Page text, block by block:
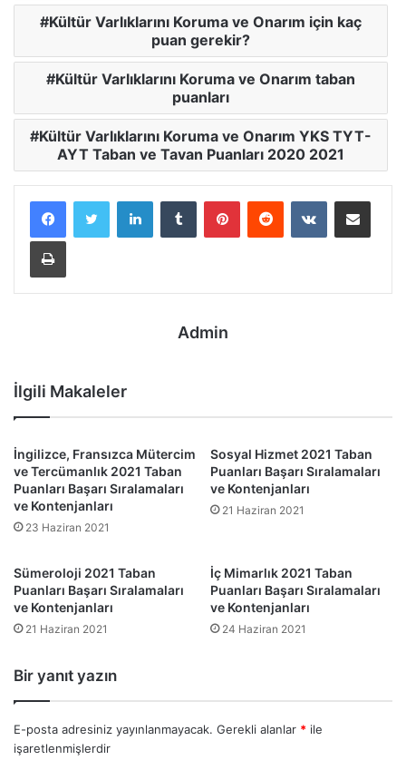
Kültür Varlıklarını Koruma ve Onarım için kaç
puan gerekir?
Kültür Varlıklarını Koruma ve Onarım taban
puanları
Kültür Varlıklarını Koruma ve Onarım YKS TYT-
AYT Taban ve Tavan Puanları 2020 2021
LinkedInTumblr PinterestReddit VKontakteE-Posta ile paylaş
Yazdır
Admin
İlgili Makaleler
İngilizce, Fransızca Mütercim
ve Tercümanlık 2021 Taban
Puanları Başarı Sıralamaları
ve Kontenjanları
23 Haziran 2021
Sosyal Hizmet 2021 Taban
Puanları Başarı Sıralamaları
ve Kontenjanları
21 Haziran 2021
Sümeroloji 2021 Taban
Puanları Başarı Sıralamaları
ve Kontenjanları
21 Haziran 2021
İç Mimarlık 2021 Taban
Puanları Başarı Sıralamaları
ve Kontenjanları
24 Haziran 2021
Bir yanıt yazın
E-posta adresiniz yayınlanmayacak. Gerekli alanlar * ile
işaretlenmişlerdir